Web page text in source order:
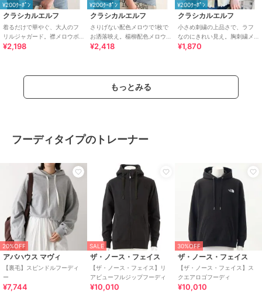
¥200ｸｰﾎﾟﾝ
クラシカルエルフ
着るだけで華やぐ、大人のフ
リルジャガード。襟メロウボ
ーダー見えフリルカットソー
¥2,198
¥200ｸｰﾎﾟﾝ
クラシカルエルフ
さりげない配色メロウで1枚で
お洒落映え。楊柳配色メロウ
トップス (半袖)
¥2,418
¥200ｸｰﾎﾟﾝ
クラシカルエルフ
小さめ刺繍の上品さで、ラフ
なのにきれい見え。胸刺繍メ
ロウワッフルカーディガン
¥1,870
もっとみる
フーディタイプのトレーナー
20%OFF
アバハウス マヴィ
【裏毛】スピンドルフーディ
ー
¥7,744
SALE
ザ・ノース・フェイス
【ザ・ノース・フェイス】リ
アビューフルジップフーディ
¥10,010
30%OFF
ザ・ノース・フェイス
【ザ・ノース・フェイス】ス
クエアロゴフーディ
¥10,010